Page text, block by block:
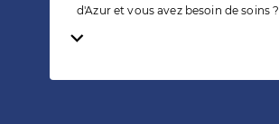
d'Azur et vous avez besoin de soins ?
Temps de lecture